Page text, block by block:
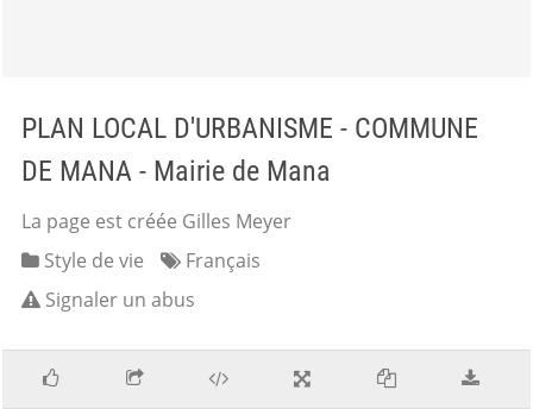
PLAN LOCAL D'URBANISME - COMMUNE
DE MANA - Mairie de Mana
La page est créée Gilles Meyer
Style de vie
Français
Signaler un abus